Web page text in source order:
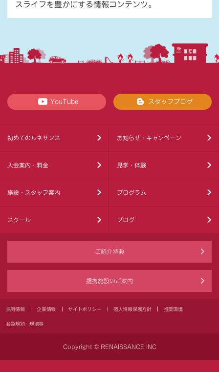
スライフを豊かにする情報コンテンツ。
YouTube スタッフブログ
初めてのルネサンス お知らせ・キャンペーン
入会案内・料金 見学・体験
施設・スタッフ案内 プログラム
スクール ブログ
ご紹介特典
提携施設のご案内
採用情報 企業情報 サイトポリシー 個人情報保護方針 推奨環境
会員規約・規則等
Copyright © RENAISSANCE INC